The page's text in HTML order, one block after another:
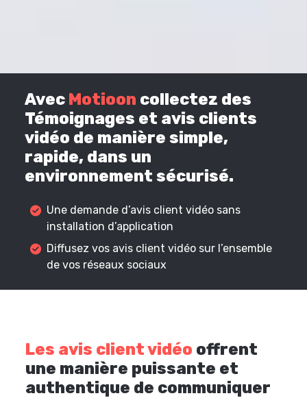
Avec Motioon collectez des
Témoignages et avis clients
vidéo de manière simple,
rapide, dans un
environnement sécurisé.
Une demande d’avis client vidéo sans
installation d’application
Diffusez vos avis client vidéo sur l’ensemble
de vos réseaux sociaux
Les avis client vidéo offrent
une manière puissante et
authentique de communiquer